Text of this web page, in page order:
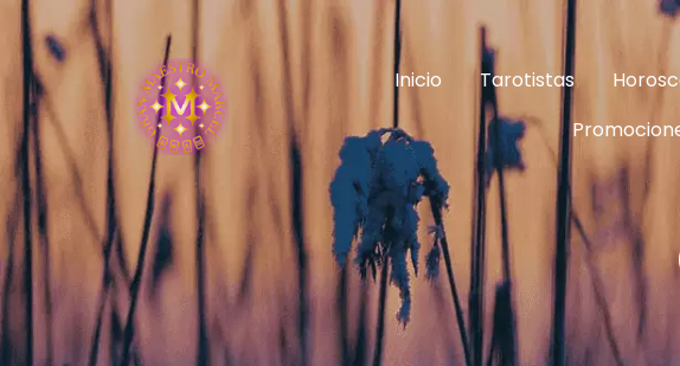
Inicio Tarotistas